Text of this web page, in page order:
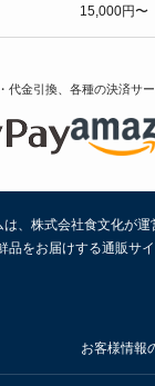
15,000円〜
代金引換、各種の決済サ
、株式会社食文化が
品をお届けする通販サ
お客様情報